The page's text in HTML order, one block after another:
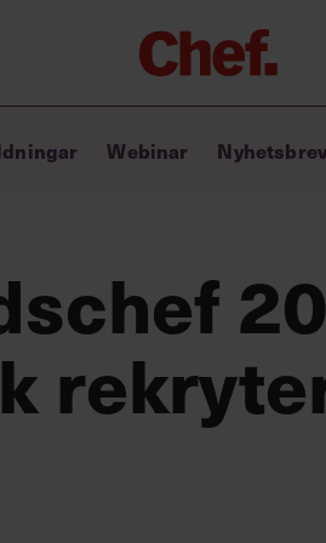
Lyft ditt ledarskap
Ledarskapstest
Chef GPT – din
fickan
Webinar Nyhetsbrev